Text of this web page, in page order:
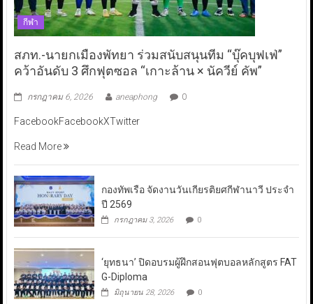
กีฬา
สภท.-นายกเมืองพัทยา ร่วมสนับสนุนทีม “บุ๊คบุฟเฟ่”
คว้าอันดับ 3 ศึกฟุตซอล “เกาะล้าน × นัควีย์ คัพ”
กรกฎาคม 6, 2026 aneaphong 0
FacebookFacebookXTwitter
Read More
กองทัพเรือ จัดงานวันเกียรติยศกีฬานาวี ประจำ
ปี 2569
กรกฎาคม 3, 2026 0
‘ยุทธนา’ ปิดอบรมผู้ฝึกสอนฟุตบอลหลักสูตร FAT
G-Diploma
มิถุนายน 28, 2026 0